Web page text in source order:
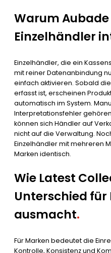
Warum
Einzelhändler
Einzelhändler, die ein
mit reiner Datenanbindung
einfach aktivieren. Sobald
erfasst ist, erscheinen
automatisch im System.
Interpretationsfehler
können sich Händler auf
nicht auf die Verwaltung.
Einzelhändler mit mehreren
Marken identisch.
Wie Latest
Unterschied für
ausmacht.
Für Marken bedeutet die
Kontrolle, Konsistenz und